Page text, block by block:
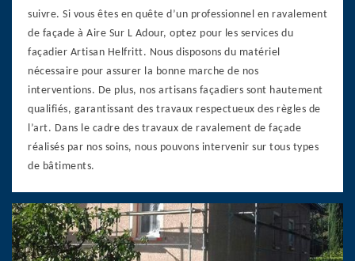
suivre. Si vous êtes en quête d’un professionnel en ravalement
de façade à Aire Sur L Adour, optez pour les services du
façadier Artisan Helfritt. Nous disposons du matériel
nécessaire pour assurer la bonne marche de nos
interventions. De plus, nos artisans façadiers sont hautement
qualifiés, garantissant des travaux respectueux des règles de
l’art. Dans le cadre des travaux de ravalement de façade
réalisés par nos soins, nous pouvons intervenir sur tous types
de bâtiments.